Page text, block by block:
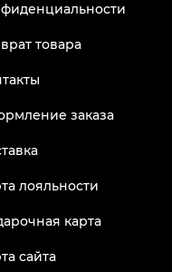
товара
заказа
лояльности
карта
сайта